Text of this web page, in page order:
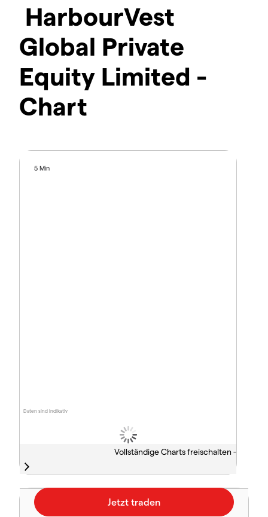
HarbourVest
Global Private
Equity Limited -
Chart
Daten sind indikativ
5 Min
Vollständige Charts freischalten -